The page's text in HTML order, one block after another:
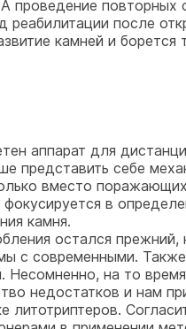
проведение повторных
после
камней и
аппарат для
представить себе
вместо
в
камня.
остался прежний,
с современными.
Несомненно, на то
недостатков и нам